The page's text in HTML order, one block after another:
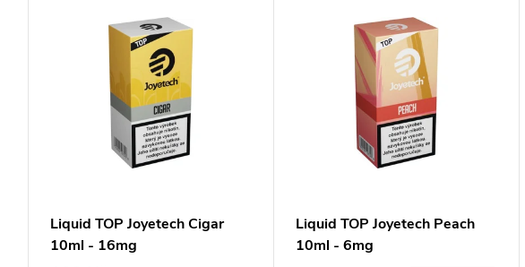
Liquid TOP Joyetech Cigar
10ml - 16mg
Liquid TOP Joyetech Peach
10ml - 6mg